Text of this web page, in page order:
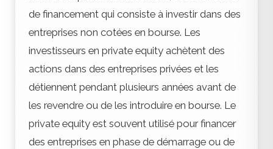
de financement qui consiste à investir dans des
entreprises non cotées en bourse. Les
investisseurs en private equity achètent des
actions dans des entreprises privées et les
détiennent pendant plusieurs années avant de
les revendre ou de les introduire en bourse. Le
private equity est souvent utilisé pour financer
des entreprises en phase de démarrage ou de